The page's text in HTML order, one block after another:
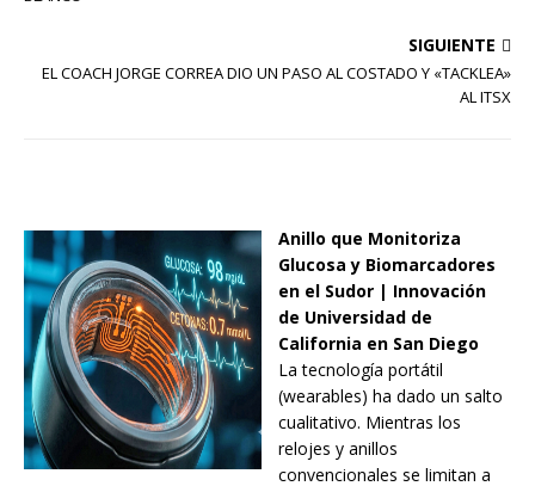
SIGUIENTE
EL COACH JORGE CORREA DIO UN PASO AL COSTADO Y «TACKLEA»
AL ITSX
Anillo que Monitoriza
Glucosa y Biomarcadores
en el Sudor | Innovación
de Universidad de
California en San Diego
La tecnología portátil
(wearables) ha dado un salto
cualitativo. Mientras los
relojes y anillos
convencionales se limitan a